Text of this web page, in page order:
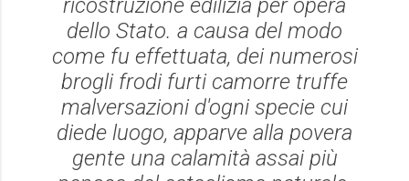
ricostruzione edilizia per opera
dello Stato. a causa del modo
come fu effettuata, dei numerosi
brogli frodi furti camorre truffe
malversazioni d'ogni specie cui
diede luogo, apparve alla povera
gente una calamità assai più